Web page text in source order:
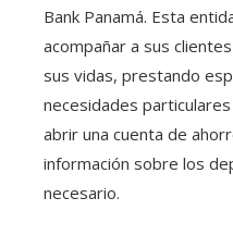
Bank Panamá. Esta
acompañar a sus
sus vidas, prestando
necesidades
abrir una cuenta de
información sobre los
necesario.